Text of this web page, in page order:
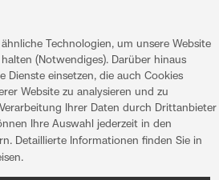
Technologien, um unsere Website
(Notwendiges). Darüber hinaus
einsetzen, die auch Cookies
Website zu analysieren und zu
Ihrer Daten durch Drittanbieter
Ihre Auswahl jederzeit in den
Detaillierte Informationen finden Sie in
.